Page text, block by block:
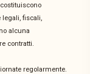
fiscali,
alcuna
contratti.
regolarmente.